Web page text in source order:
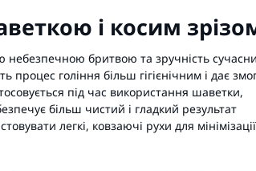
і косим
небезпечною бритвою та зручність
гоління більш гігієнічним і дає
під час використання шаветки,
більш чистий і гладкий результат
легкі, ковзаючі рухи для мінімізації